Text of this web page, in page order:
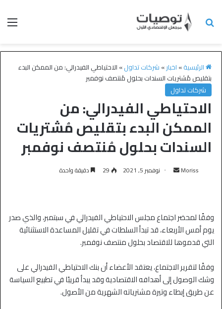
الرئيسية» اخبار» شركات تداول» الاحتياطي الفيدرالي: من الممكن البدء
بتقليص مُشتريات السندات بحلول مُنتصف نوفمبر
شركات تداول
الاحتياطي الفيدرالي: من
الممكن البدء بتقليص مُشتريات
السندات بحلول مُنتصف نوفمبر
Moriss نوفمبر 5, 2021 29 دقيقة واحدة
وفقًا لمحضر اجتماع مجلس الاحتياطي الفيدرالي في سبتمبر، والذي صدر
يوم أمس الأربعاء، قد تبدأ السلطات في تقليل المساعدة الاستثنائية
التي قدموها للاقتصاد بحلول منتصف نوفمبر.
وفقًا لتقرير الاجتماع، يعتقد الأعضاء أن بنك الاحتياطي الفيدرالي على
وشك الوصول إلى أهدافه الاقتصادية وقد يبدأ قريبًا في تطبيع السياسة
عن طريق إبطاء وتيرة مشترياته الشهرية من الأصول.